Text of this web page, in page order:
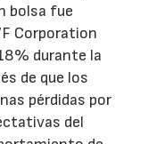
bolsa fue
Corporation
durante la
de que los
pérdidas por
del